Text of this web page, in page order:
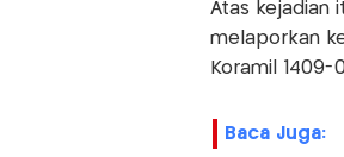
Atas kejadian
melaporkan
Koramil
Baca Juga: